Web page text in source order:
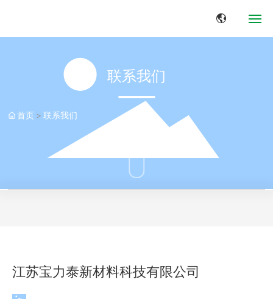
应用领域
联系我们
首页 联系我们
江苏宝力泰新材料科技有限公司